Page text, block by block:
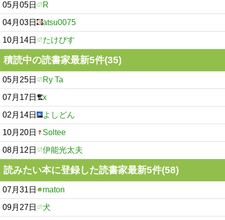
05月05日 R
04月03日 atsu0075
10月14日 たけぴす
積読中の読書家最新5件(35)
05月25日 Ry Ta
07月17日 x
02月14日 よしどん
10月20日 Soltee
08月12日 伊能光太夫
読みたい本に登録した読書家最新5件(58)
07月31日 maton
09月27日 犬